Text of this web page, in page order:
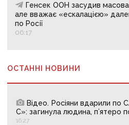
Генсек ООН засудив
але вважає «ескалацією»
по Росії
06:17
ОСТАННІ НОВИНИ
Відео. Росіяни вдарили по
С»: загинула людина, п’ятеро
16:27